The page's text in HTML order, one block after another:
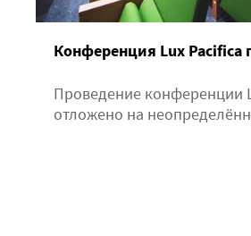
Конференция Lux Pacifica
Проведение конференции
отложено на